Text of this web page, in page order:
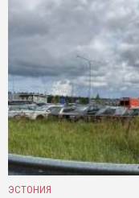
ЭСТОНИЯ